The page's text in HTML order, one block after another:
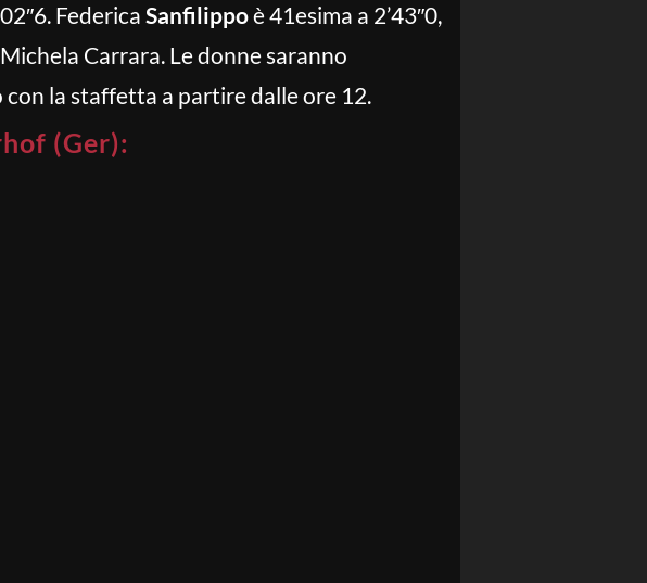
Federica Sanfilippoè 41esima a 2’43″0,
Carrara. Le donne saranno
la staffetta a partire dalle ore 12.
(Ger):